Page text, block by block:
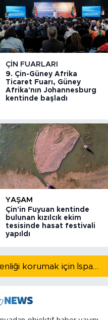
ÇIN FUARLARI
9. Çin-Güney Afrika
Ticaret Fuarı, Güney
Afrika'nın Johannesburg
kentinde başladı
YAŞAM
Çin'in Fuyuan kentinde
bulunan kızılcık ekim
tesisinde hasat festivali
yapıldı
İtalya Başbakanı: Ulusal güvenliği korumak için İspanya ile Schengen kapsamındaki serbest dolaşımı askıya alıyoruz